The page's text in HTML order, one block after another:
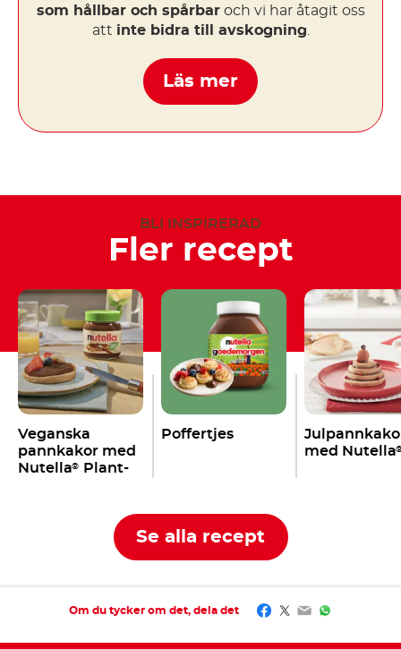
som hållbar och spårbaroch vi har åtagit oss
att inte bidra till avskogning.
Läs mer
BLI INSPIRERAD
Fler recept
Veganska
pannkakor med
Nutella®
Plant-
Poffertjes
med Nutella
Se alla recept
Om du tycker om det, dela det Facebook
Twitter
EmailWhatsApp